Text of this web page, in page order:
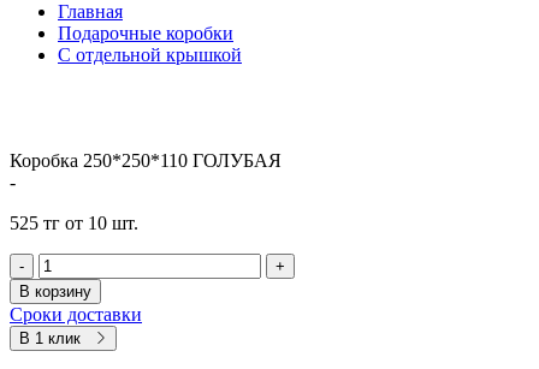
Главная
Подарочные коробки
С отдельной крышкой
Коробка 250*250*110 ГОЛУБАЯ
-
525 тг от 10 шт.
-
+
В корзину
Сроки доставки
В 1 клик